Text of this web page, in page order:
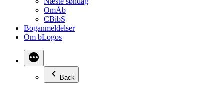
OmÅb
CBibS
Boganmeldelser
Om bLogos
Back